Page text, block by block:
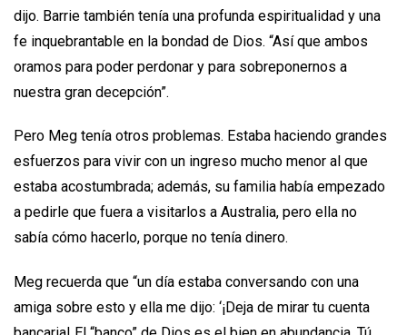
dijo. Barrie también tenía una profunda espiritualidad y una
fe inquebrantable en la bondad de Dios. “Así que ambos
oramos para poder perdonar y para sobreponernos a
nuestra gran decepción”.
Pero Meg tenía otros problemas. Estaba haciendo grandes
esfuerzos para vivir con un ingreso mucho menor al que
estaba acostumbrada; además, su familia había empezado
a pedirle que fuera a visitarlos a Australia, pero ella no
sabía cómo hacerlo, porque no tenía dinero.
Meg recuerda que “un día estaba conversando con una
amiga sobre esto y ella me dijo: ‘¡Deja de mirar tu cuenta